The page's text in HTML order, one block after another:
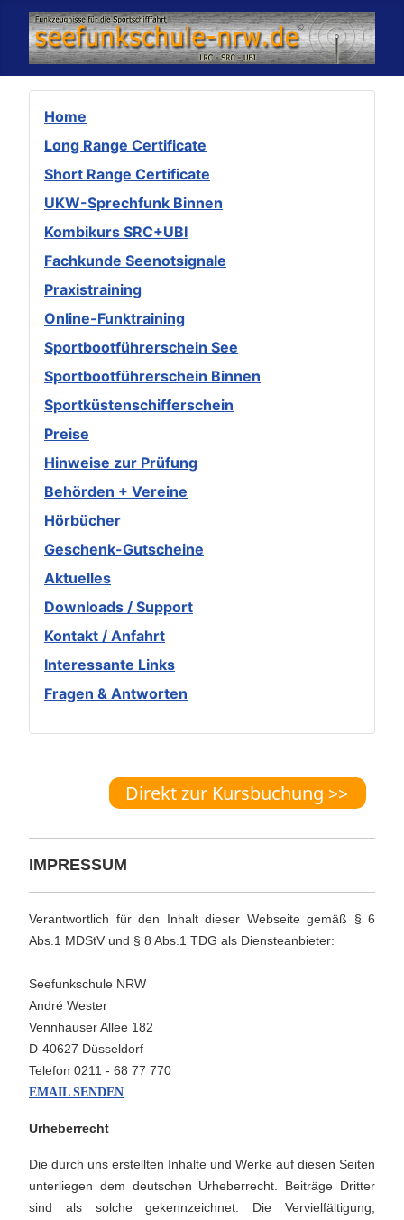
Home
Long Range Certificate
Short Range Certificate
UKW-Sprechfunk Binnen
Kombikurs SRC+UBI
Fachkunde Seenotsignale
Praxistraining
Online-Funktraining
Sportbootführerschein See
Sportbootführerschein Binnen
Sportküstenschifferschein
Preise
Hinweise zur Prüfung
Behörden + Vereine
Hörbücher
Geschenk-Gutscheine
Aktuelles
Downloads / Support
Kontakt / Anfahrt
Interessante Links
Fragen & Antworten
IMPRESSUM
Verantwortlich für den Inhalt dieser Webseite gemäß § 6
Abs.1 MDStV und § 8 Abs.1 TDG als Diensteanbieter:
Seefunkschule NRW
André Wester
Vennhauser Allee 182
D-40627 Düsseldorf
Telefon 0211 - 68 77 770
EMAIL SENDEN
Urheberrecht
Die durch uns erstellten Inhalte und Werke auf diesen Seiten
unterliegen dem deutschen Urheberrecht. Beiträge Dritter
sind als solche gekennzeichnet. Die Vervielfältigung,